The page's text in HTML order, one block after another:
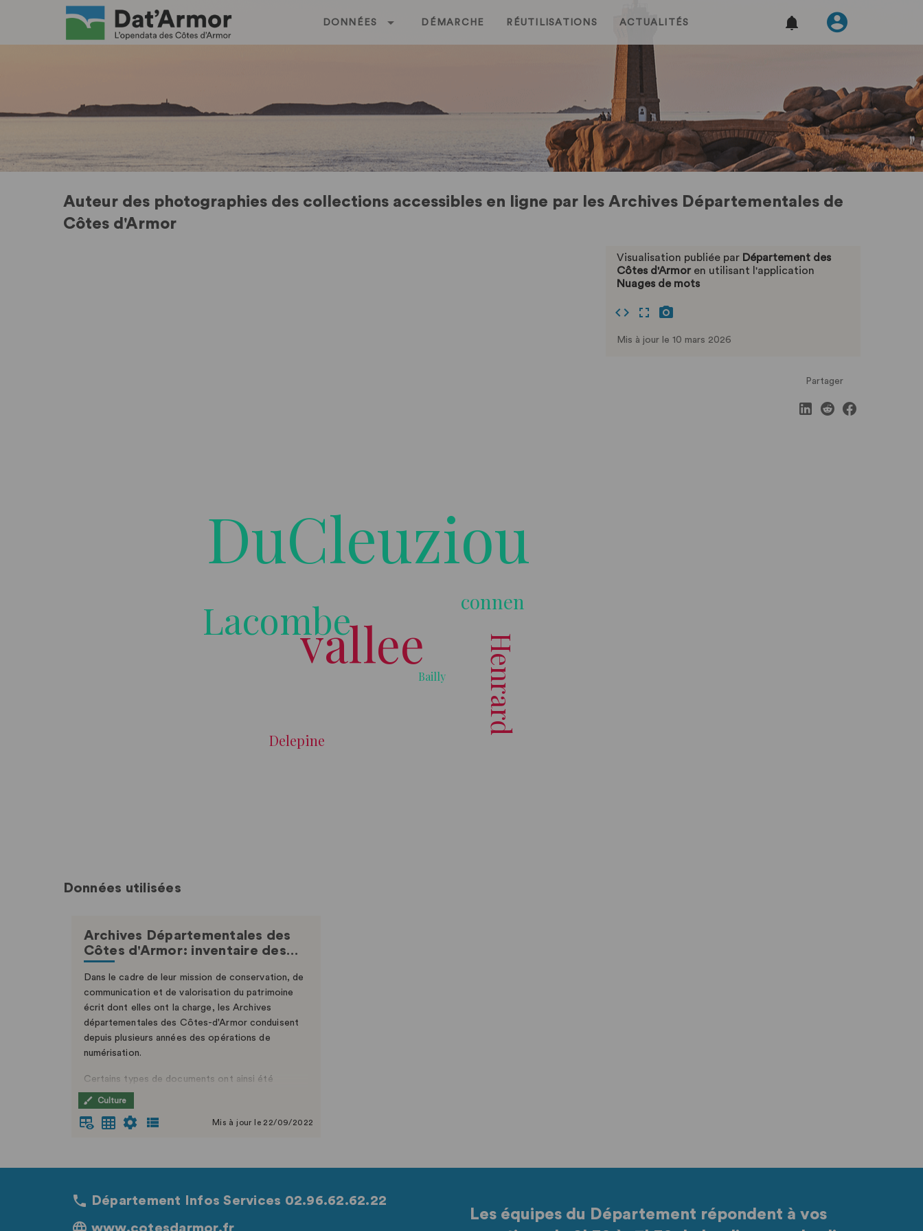
DONNÉES DÉMARCHE RÉUTILISATIONS ACTUALITÉS
Auteur des photographies des collections accessibles en ligne par les Archives Départementales de
Côtes d'Armor
Visualisation publiée par Département des
Côtes d'Armoren utilisant l'application
Nuages de mots
Mis à jour le 10 mars 2026
Partager
Données utilisées
Archives Départementales des
Côtes d'Armor: inventaire des…
Dans le cadre de leur mission de conservation, de
communication et de valorisation du patrimoine
écrit dont elles ont la charge, les Archives
départementales des Côtes-d'Armor conduisent
depuis plusieurs années des opérations de
numérisation.
Certains types de documents ont ainsi été
numérisés (notamment : plans, cartes postales,
photographies, affiches, état civil, listes
nominatives de recensement de population,
ce jour, qu'une partie des fonds conservés par les
espace de consultation multimédia aménagé dans
Culture
Mis à jour le 22/09/2022
Département Infos Services 02.96.62.62.22
www.cotesdarmor.fr
Les équipes du Département répondent à vos